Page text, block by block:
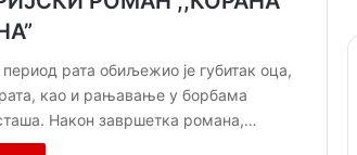
рата обиљежио је губитак оца,
као и рањавање у борбама
Након завршетка романа,…